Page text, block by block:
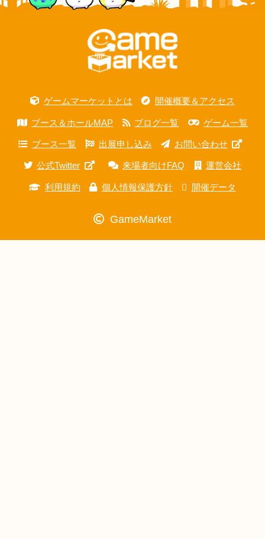
ゲームマーケットとは 開催概要＆アクセス
ブース＆ホールMAP ブログ一覧 ゲーム一覧
ブース一覧 出展申し込み お問い合わせ
公式Twitter 来場者向けFAQ 運営会社
利用規約 個人情報保護方針 開催データ
GameMarket